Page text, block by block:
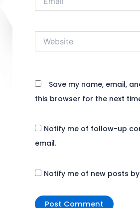
Website
Save my name, email,
this browser for the next
Notify me of follow-up
email.
Notify me of new posts